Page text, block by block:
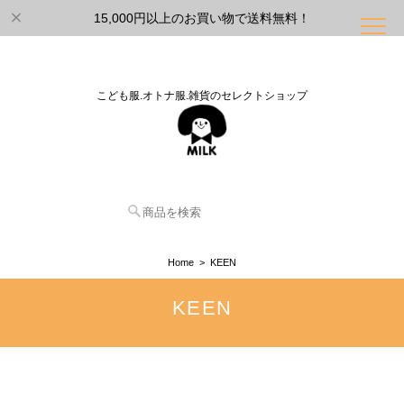
15,000円以上のお買い物で送料無料！
こども服.オトナ服.雑貨のセレクトショップ
Home KEEN
KEEN